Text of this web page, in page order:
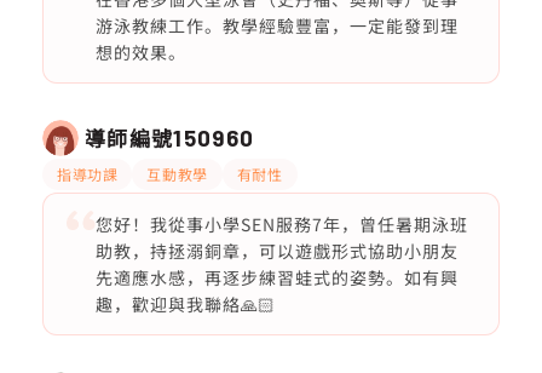
游泳教練工作。教學經驗豐富，一定能發到理
想的效果。
導師編號150960
指導功課 互動教學 有耐性
您好！我從事小學SEN服務7年，曾任暑期泳班
助教，持拯溺銅章，可以遊戲形式協助小朋友
先適應水感，再逐步練習蛙式的姿勢。如有興
趣，歡迎與我聯絡🙏🏻